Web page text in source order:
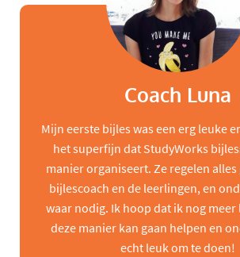
Coach Luna
Mijn eerste bijles was een erg leuke
het superfijn dat StudyWorks
manier organiseert. Ze regelen
bijlescoach en de leerlingen, en
waar nodig. Ik hoop dat ik nog
deze manier kan gaan helpen en
echt leuk om te doen!